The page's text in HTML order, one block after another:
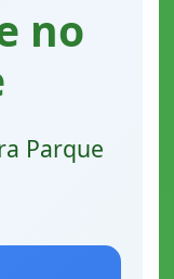
no
Parque